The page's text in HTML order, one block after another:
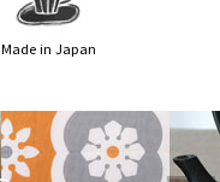
Made in Japan